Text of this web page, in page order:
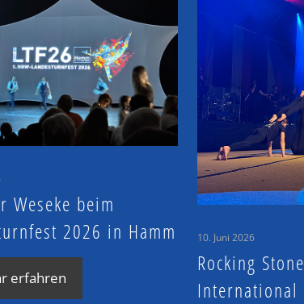
Weseke beim
2026 in Hamm
erfahren
10. Juni 2026
Rocking
International